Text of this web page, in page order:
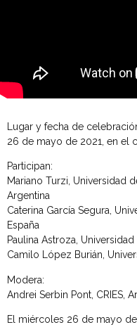
Lugar y fecha de
26 de mayo de 2021, en el
Participan:
Mariano Turzi, Universidad
Argentina
Caterina García Segura,
España
Paulina Astroza,
Camilo López Burián,
Modera:
Andrei Serbin Pont, CRIES,
El miércoles 26 de mayo